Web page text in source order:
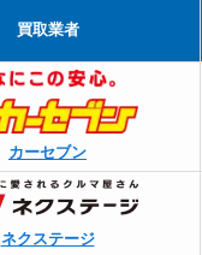
買取業者
カーセブン
ネクステージ